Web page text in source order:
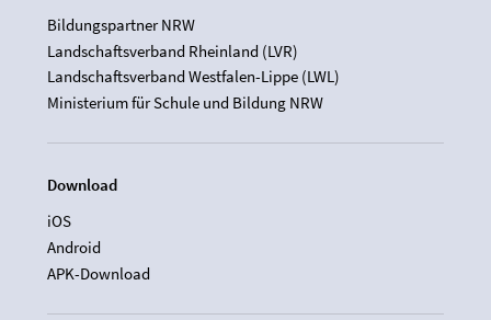
Bildungspartner NRW
Landschaftsverband Rheinland (LVR)
Landschaftsverband Westfalen-Lippe (LWL)
Ministerium für Schule und Bildung NRW
Download
iOS
Android
APK-Download